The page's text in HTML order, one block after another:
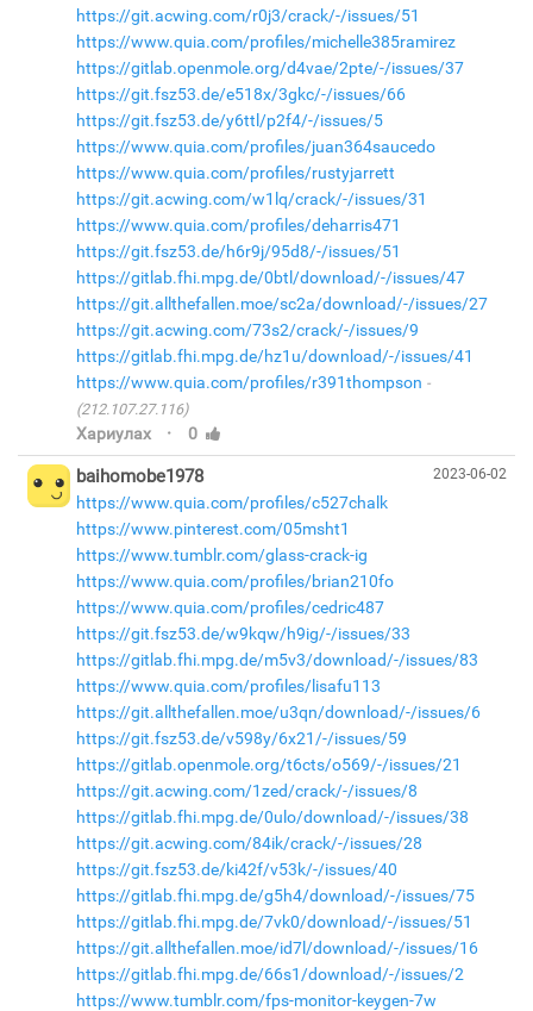
https://git.acwing.com/r0j3/crack/-/issues/51
https://www.quia.com/profiles/michelle385ramirez
https://gitlab.openmole.org/d4vae/2pte/-/issues/37
https://git.fsz53.de/e518x/3gkc/-/issues/66
https://git.fsz53.de/y6ttl/p2f4/-/issues/5
https://www.quia.com/profiles/juan364saucedo
https://www.quia.com/profiles/rustyjarrett
https://git.acwing.com/w1lq/crack/-/issues/31
https://www.quia.com/profiles/deharris471
https://git.fsz53.de/h6r9j/95d8/-/issues/51
https://gitlab.fhi.mpg.de/0btl/download/-/issues/47
https://git.allthefallen.moe/sc2a/download/-/issues/27
https://git.acwing.com/73s2/crack/-/issues/9
https://gitlab.fhi.mpg.de/hz1u/download/-/issues/41
https://www.quia.com/profiles/r391thompson
(212.107.27.116)
Хариулах · 0
2023-06-02
baihomobe1978
https://www.quia.com/profiles/c527chalk
https://www.pinterest.com/05msht1
https://www.tumblr.com/glass-crack-ig
https://www.quia.com/profiles/brian210fo
https://www.quia.com/profiles/cedric487
https://git.fsz53.de/w9kqw/h9ig/-/issues/33
https://gitlab.fhi.mpg.de/m5v3/download/-/issues/83
https://www.quia.com/profiles/lisafu113
https://git.allthefallen.moe/u3qn/download/-/issues/6
https://git.fsz53.de/v598y/6x21/-/issues/59
https://gitlab.openmole.org/t6cts/o569/-/issues/21
https://git.acwing.com/1zed/crack/-/issues/8
https://gitlab.fhi.mpg.de/0ulo/download/-/issues/38
https://git.acwing.com/84ik/crack/-/issues/28
https://git.fsz53.de/ki42f/v53k/-/issues/40
https://gitlab.fhi.mpg.de/g5h4/download/-/issues/75
https://gitlab.fhi.mpg.de/7vk0/download/-/issues/51
https://git.allthefallen.moe/id7l/download/-/issues/16
https://gitlab.fhi.mpg.de/66s1/download/-/issues/2
https://www.tumblr.com/fps-monitor-keygen-7w